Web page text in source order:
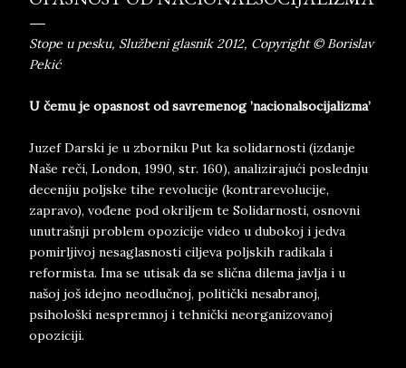
Stope u pesku, Službeni glasnik 2012, Copyright © Borislav
Pekić
U čemu je opasnost od savremenog ’nacionalsocijalizma’
Juzef Darski je u zborniku Put ka solidarnosti (izdanje
Naše reči, London, 1990, str. 160), analizirajući poslednju
deceniju poljske tihe revolucije (kontrarevolucije,
zapravo), vođene pod okriljem te Solidarnosti, osnovni
unutrašnji problem opozicije video u dubokoj i jedva
pomirljivoj nesaglasnosti ciljeva poljskih radikala i
reformista. Ima se utisak da se slična dilema javlja i u
našoj još idejno neodlučnoj, politički nesabranoj,
psihološki nespremnoj i tehnički neorganizovanoj
opoziciji.